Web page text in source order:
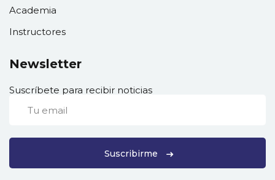
Academia
Instructores
Newsletter
Suscríbete para recibir noticias
Suscribirme